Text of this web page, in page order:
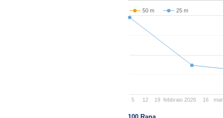
50 m 25 m
febbraio 2026
5 12 19 16
100 Rana